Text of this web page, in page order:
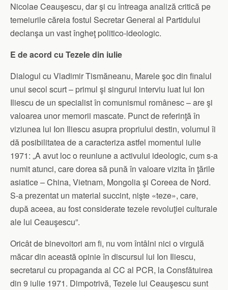
Nicolae Ceauşescu, dar şi cu întreaga analiză critică pe
temeiurile căreia fostul Secretar General al Partidului
declanşa un vast îngheţ politico-ideologic.
E de acord cu Tezele din iulie
Dialogul cu Vladimir Tismăneanu, Marele şoc din finalul
unui secol scurt – primul şi singurul interviu luat lui Ion
Iliescu de un specialist în comunismul românesc – are şi
valoarea unor memorii mascate. Punct de referinţă în
viziunea lui Ion Iliescu asupra propriului destin, volumul îi
dă posibilitatea de a caracteriza astfel momentul iulie
1971: „A avut loc o reuniune a activului ideologic, cum s-a
numit atunci, care dorea să pună în valoare vizita în ţările
asiatice – China, Vietnam, Mongolia şi Coreea de Nord.
S-a prezentat un material succint, nişte «teze», care,
după aceea, au fost considerate tezele revoluţiei culturale
ale lui Ceauşescu”.
Oricât de binevoitori am fi, nu vom întâlni nici o virgulă
măcar din această opinie în discursul lui Ion Iliescu,
secretarul cu propaganda al CC al PCR, la Consfătuirea
din 9 iulie 1971. Dimpotrivă, Tezele lui Ceauşescu sunt